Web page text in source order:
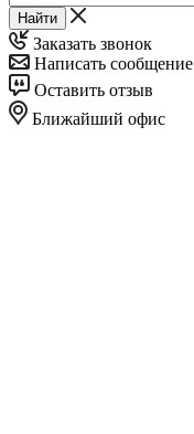
Найти
Заказать звонок
Написать сообщение
Оставить отзыв
Ближайший офис